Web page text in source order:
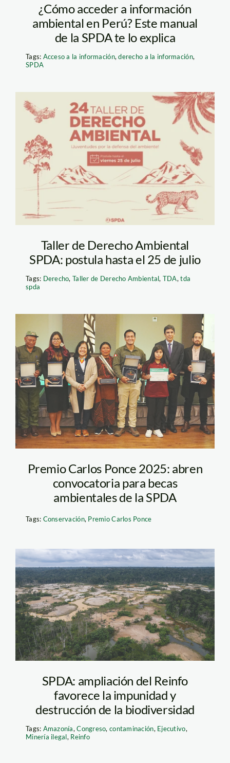
¿Cómo acceder a información
ambiental en Perú? Este manual
de la SPDA te lo explica
Tags: Acceso a la información,derecho a la información,
SPDA
Flyer de convocatoria
del TDA
Taller de Derecho Ambiental
SPDA: postula hasta el 25 de julio
Tags: Derecho,Taller de Derecho Ambiental, TDA,tda
spda
premio-carlos-ponce
—sernanp
Premio Carlos Ponce 2025: abren
convocatoria para becas
ambientales de la SPDA
Tags: Conservación, Premio Carlos Ponce
mineria ilegal Diego
Perez. SPDA
SPDA: ampliación del Reinfo
favorece la impunidad y
destrucción de la biodiversidad
Tags: Amazonía,Congreso,contaminación, Ejecutivo,
Minería ilegal, Reinfo